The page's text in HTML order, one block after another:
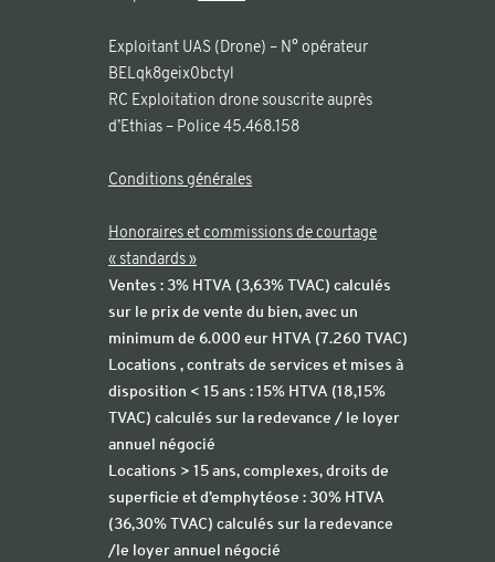
Exploitant UAS (Drone) – N° opérateur
BELqk8geix0bctyl
RC Exploitation drone souscrite auprès
d’Ethias – Police 45.468.158
Conditions générales
Honoraires et commissions de courtage
« standards »
Ventes : 3% HTVA (3,63% TVAC) calculés
sur le prix de vente du bien, avec un
minimum de 6.000 eur HTVA (7.260 TVAC)
Locations , contrats de services et mises à
disposition < 15 ans : 15% HTVA (18,15%
TVAC) calculés sur la redevance / le loyer
annuel négocié
Locations > 15 ans, complexes, droits de
superficie et d’emphytéose : 30% HTVA
(36,30% TVAC) calculés sur la redevance
/le loyer annuel négocié